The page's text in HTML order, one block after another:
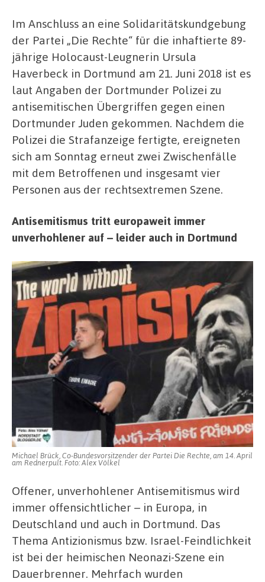
sucht
Zeugen
Im Anschluss an eine Solidaritätskundgebung
der Partei „Die Rechte“ für die inhaftierte 89-
jährige Holocaust-Leugnerin Ursula
Haverbeck in Dortmund am 21. Juni 2018 ist es
laut Angaben der Dortmunder Polizei zu
antisemitischen Übergriffen gegen einen
Dortmunder Juden gekommen. Nachdem die
Polizei die Strafanzeige fertigte, ereigneten
sich am Sonntag erneut zwei Zwischenfälle
mit dem Betroffenen und insgesamt vier
Personen aus der rechtsextremen Szene.
Antisemitismus tritt europaweit immer
unverhohlener auf – leider auch in Dortmund
Michael Brück, Co-Bundesvorsitzender der Partei Die Rechte, am 14. April
am Rednerpult. Foto: Alex Völkel
Offener, unverhohlener Antisemitismus wird
immer offensichtlicher – in Europa, in
Deutschland und auch in Dortmund. Das
Thema Antizionismus bzw. Israel-Feindlichkeit
ist bei der heimischen Neonazi-Szene ein
Dauerbrenner. Mehrfach wurden